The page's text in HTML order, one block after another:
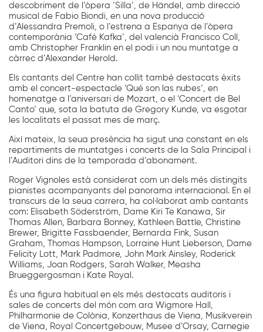
descobriment de l’òpera ‘Silla’, de Händel, amb direcció
musical de Fabio Biondi, en una nova producció
d’Alessandra Premoli, o l’estrena a Espanya de l’òpera
contemporània ‘Café Kafka’, del valencià Francisco Coll,
amb Christopher Franklin en el podi i un nou muntatge a
càrrec d’Alexander Herold.
Els cantants del Centre han collit també destacats èxits
amb el concert-espectacle ‘Qué son las nubes’, en
homenatge a l’aniversari de Mozart, o el ‘Concert de Bel
Canto’ que, sota la batuta de Gregory Kunde, va esgotar
les localitats el passat mes de març.
Així mateix, la seua presència ha sigut una constant en els
repartiments de muntatges i concerts de la Sala Principal i
l’Auditori dins de la temporada d’abonament.
Roger Vignoles està considerat com un dels més distingits
pianistes acompanyants del panorama internacional. En el
transcurs de la seua carrera, ha col·laborat amb cantants
com: Elisabeth Söderström, Dame Kiri Te Kanawa, Sir
Thomas Allen, Barbara Bonney, Kathleen Battle, Christine
Brewer, Brigitte Fassbaender, Bernarda Fink, Susan
Graham, Thomas Hampson, Lorraine Hunt Lieberson, Dame
Felicity Lott, Mark Padmore, John Mark Ainsley, Roderick
Williams, Joan Rodgers, Sarah Walker, Measha
Brueggergosman i Kate Royal.
És una figura habitual en els més destacats auditoris i
sales de concerts del món com ara Wigmore Hall,
Philharmonie de Colònia, Konzerthaus de Viena, Musikverein
de Viena, Royal Concertgebouw, Musee d’Orsay, Carnegie